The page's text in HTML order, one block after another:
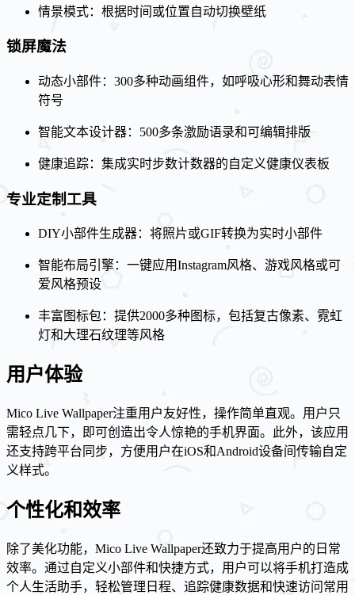
情景模式：根据时间或位置自动切换壁纸
锁屏魔法
动态小部件：300多种动画组件，如呼吸心形和舞动表情
符号
智能文本设计器：500多条激励语录和可编辑排版
健康追踪：集成实时步数计数器的自定义健康仪表板
专业定制工具
DIY小部件生成器：将照片或GIF转换为实时小部件
智能布局引擎：一键应用Instagram风格、游戏风格或可
爱风格预设
丰富图标包：提供2000多种图标，包括复古像素、霓虹
灯和大理石纹理等风格
用户体验
Mico Live Wallpaper注重用户友好性，操作简单直观。用户只
需轻点几下，即可创造出令人惊艳的手机界面。此外，该应用
还支持跨平台同步，方便用户在iOS和Android设备间传输自定
义样式。
个性化和效率
除了美化功能，Mico Live Wallpaper还致力于提高用户的日常
效率。通过自定义小部件和快捷方式，用户可以将手机打造成
个人生活助手，轻松管理日程、追踪健康数据和快速访问常用